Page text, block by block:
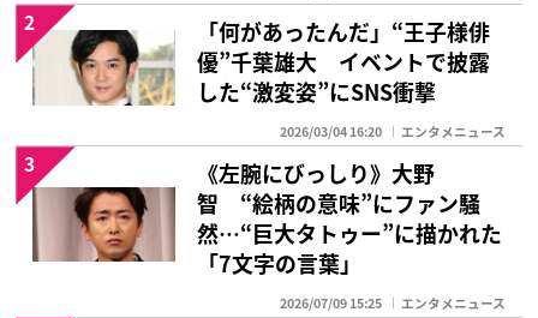
「何があったんだ」“王子様俳
優”千葉雄大 イベントで披露
した“激変姿”にSNS衝撃
2026/03/04 16:20 エンタメニュース
2
《左腕にびっしり》大野
智 “絵柄の意味”にファン騒
然…“巨大タトゥー”に描かれた
「7文字の言葉」
2026/07/09 15:25 エンタメニュース
3